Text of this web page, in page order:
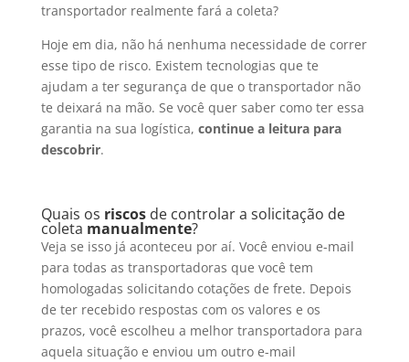
transportador realmente fará a coleta?
Hoje em dia, não há nenhuma necessidade de correr
esse tipo de risco. Existem tecnologias que te
ajudam a ter segurança de que o transportador não
te deixará na mão. Se você quer saber como ter essa
garantia na sua logística, continue a leitura para
descobrir.
Quais os riscosde controlar a solicitação de
coleta manualmente?
Veja se isso já aconteceu por aí. Você enviou e-mail
para todas as transportadoras que você tem
homologadas solicitando cotações de frete. Depois
de ter recebido respostas com os valores e os
prazos, você escolheu a melhor transportadora para
aquela situação e enviou um outro e-mail